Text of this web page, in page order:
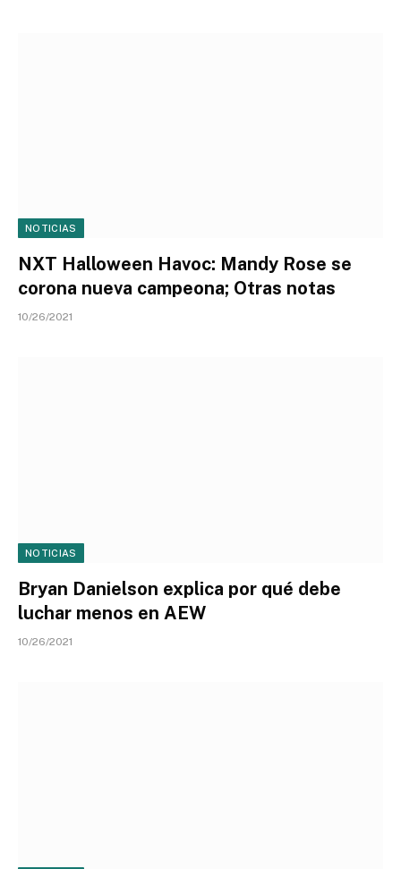
NOTICIAS
NXT Halloween Havoc: Mandy Rose se
corona nueva campeona; Otras notas
10/26/2021
NOTICIAS
Bryan Danielson explica por qué debe
luchar menos en AEW
10/26/2021